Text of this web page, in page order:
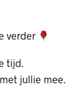
verder
tijd.
jullie mee.